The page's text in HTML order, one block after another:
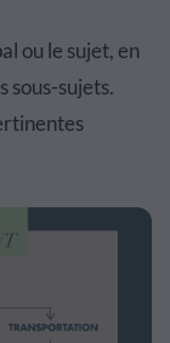
ou le sujet, en
sous-sujets.